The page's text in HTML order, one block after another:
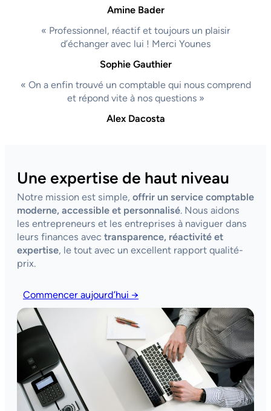
Amine Bader
« Professionnel, réactif et toujours un plaisir
d’échanger avec lui ! Merci Younes
Sophie Gauthier
« On a enfin trouvé un comptable qui nous comprend
et répond vite à nos questions »
Alex Dacosta
Une expertise de haut niveau
Notre mission est simple, offrir un service comptable
moderne, accessible et personnalisé. Nous aidons
les entrepreneurs et les entreprises à naviguer dans
leurs finances avec transparence, réactivité et
expertise, le tout avec un excellent rapport qualité-
prix.
Commencer aujourd’hui →